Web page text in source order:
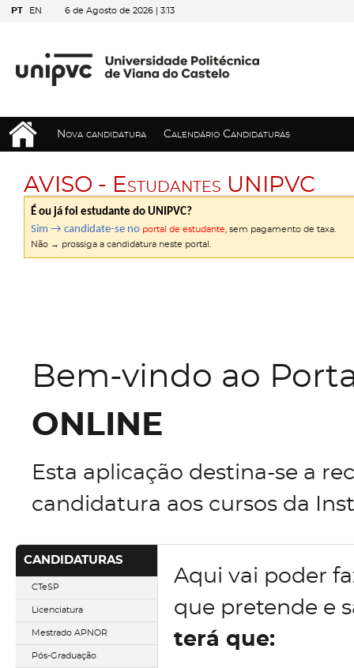
PT EN 6 de Agosto de 2026 | 3:13
Nova candidatura Calendário Candidaturas
AVISO - Estudantes UNIPVC
É ou já foi estudante do UNIPVC?
Sim → candidate-se no portal de estudante , sem pagamento de taxa.
Não → prossiga a candidatura neste portal.
Bem-vindo ao
ONLINE
Esta aplicação destina-se a
candidatura aos cursos da
CANDIDATURAS
CTeSP
Licenciatura
Mestrado APNOR
Pós-Graduação
Aqui vai poder
que pretende e
terá que: